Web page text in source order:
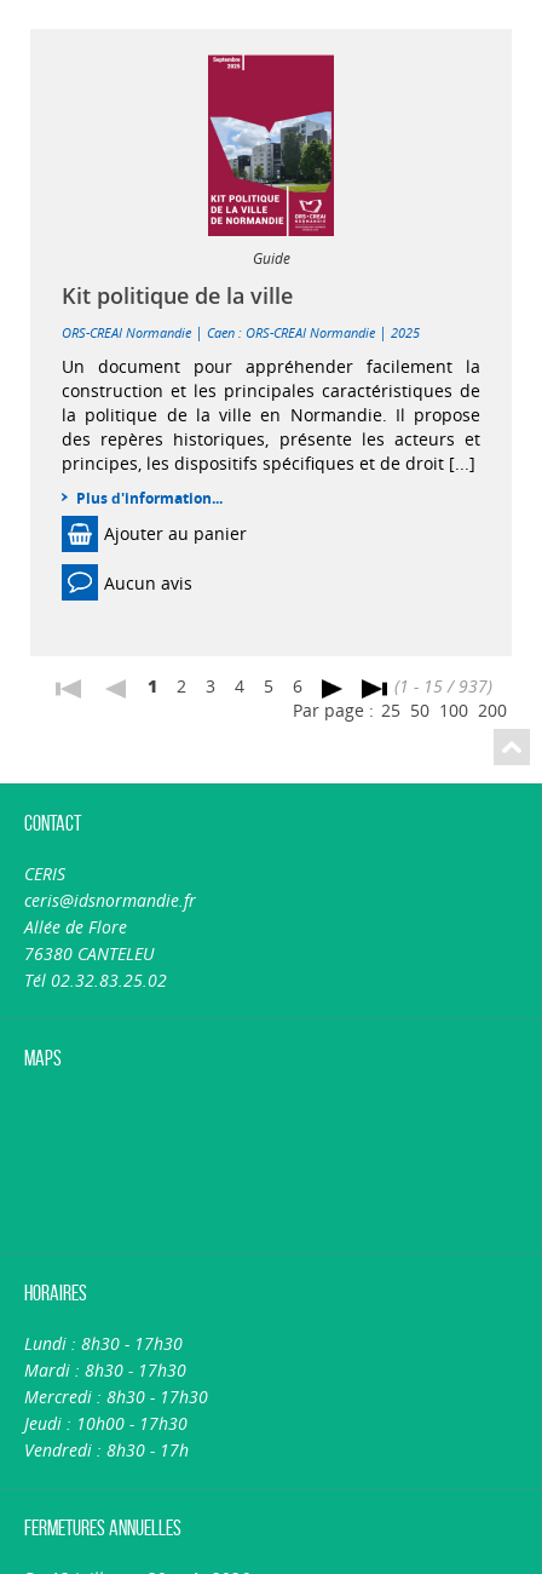
Guide
Kit politique de la ville
ORS-CREAI Normandie | Caen : ORS-CREAI Normandie | 2025
Un document pour appréhender facilement la
construction et les principales caractéristiques de
la politique de la ville en Normandie. Il propose
des repères historiques, présente les acteurs et
principes, les dispositifs spécifiques et de droit [...]
Plus d'information...
Ajouter au panier
Aucun avis
1 2 3 4 5 6
(1 - 15 / 937)
Par page : 25 50 100 200
Contact
CERIS
ceris@idsnormandie.fr
Allée de Flore
76380 CANTELEU
Tél 02.32.83.25.02
Maps
Horaires
Lundi : 8h30 - 17h30
Mardi : 8h30 - 17h30
Mercredi : 8h30 - 17h30
Jeudi : 10h00 - 17h30
Vendredi : 8h30 - 17h
Fermetures annuelles